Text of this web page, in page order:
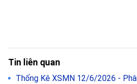
Tin liên quan
Thống Kê XSMN 12/6/2026 -